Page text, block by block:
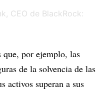
que, por ejemplo, las
de la solvencia de las
activos superan a sus